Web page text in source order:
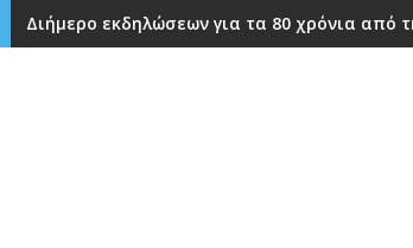
Διήμερο εκδηλώσεων για τα 80 χρόνια από